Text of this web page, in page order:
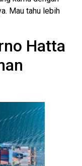
Mau tahu lebih
Hatta